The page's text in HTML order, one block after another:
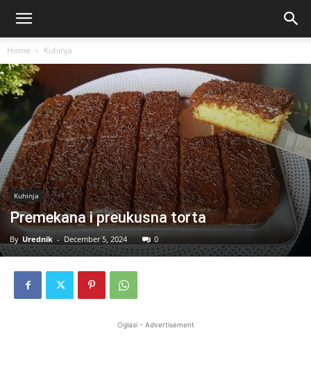
Home Kuhinja
Kuhinja
Premekana i preukusna torta
By Urednik - December 5, 2024 0
Oglasi - Advertisement